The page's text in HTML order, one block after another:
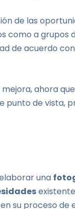
de las
como a grupos
de acuerdo
ahora
punto de vista,
una
su proceso de